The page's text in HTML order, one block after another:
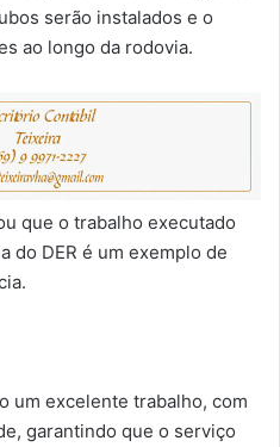
serão instalados e o
ao longo da rodovia.
que o trabalho executado
do DER é um exemplo de
um excelente trabalho, com
garantindo que o serviço